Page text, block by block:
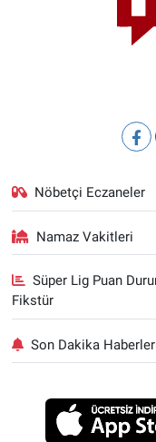
Nöbetçi Eczaneler
Namaz Vakitleri
Süper Lig Puan
Fikstür
Son Dakika